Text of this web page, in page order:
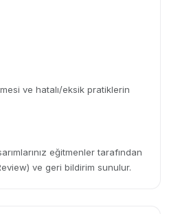
ve hatalı/eksik pratiklerin
eğitmenler tarafından
ve geri bildirim sunulur.